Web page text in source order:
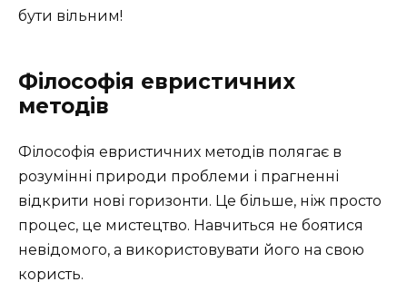
бути вільним!
Філософія евристичних
методів
Філософія евристичних методів полягає в
розумінні природи проблеми і прагненні
відкрити нові горизонти. Це більше, ніж просто
процес, це мистецтво. Навчиться не боятися
невідомого, а використовувати його на свою
користь.